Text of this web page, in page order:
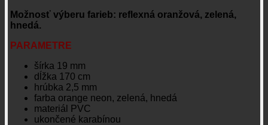
Možnosť výberu farieb: reflexná oranžová, zelená,
hnedá.
PARAMETRE
šírka 19 mm
dĺžka 170 cm
hrúbka 2,5 mm
farba orange neon, zelená, hnedá
materiál PVC
ukončené karabínou